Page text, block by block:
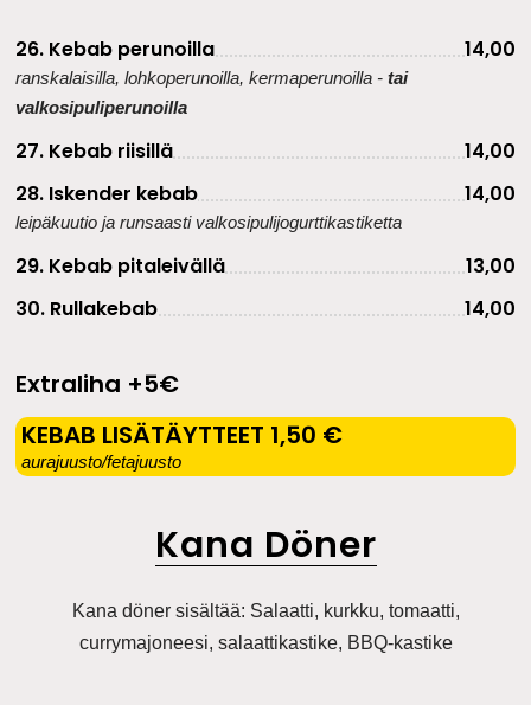
26. Kebab perunoilla 14,00
ranskalaisilla, lohkoperunoilla, kermaperunoilla -tai
valkosipuliperunoilla
27. Kebab riisillä
14,00
28. Iskender kebab
14,00
leipäkuutio ja runsaasti valkosipulijogurttikastiketta
29. Kebab pitaleivällä
13,00
30. Rullakebab
14,00
Extraliha +5€​
KEBAB LISÄTÄYTTEET 1,50 €
aurajuusto/fetajuusto
Kana Döner
Kana döner sisältää: Salaatti, kurkku, tomaatti,
currymajoneesi, salaattikastike, BBQ-kastike